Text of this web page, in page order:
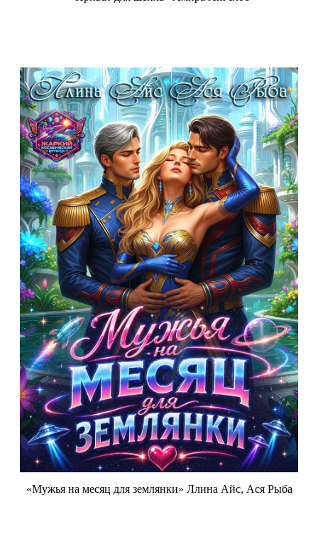
«Мужья на месяц для землянки» Ллина Айс, Ася Рыба